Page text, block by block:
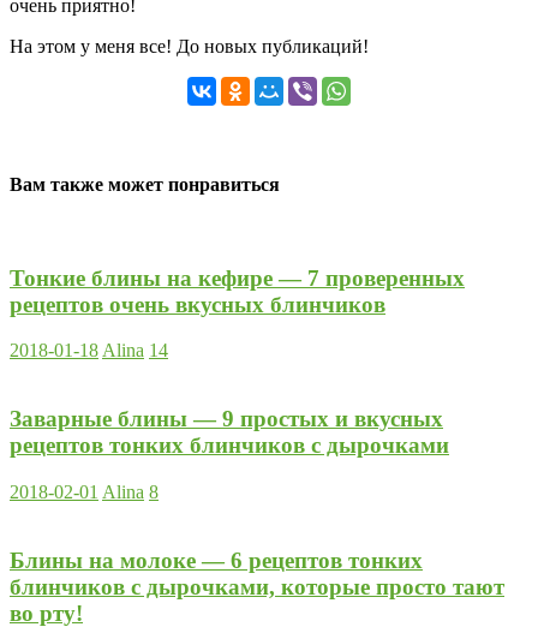
очень приятно!
На этом у меня все! До новых публикаций!
Вам также может понравиться
Тонкие блины на кефире — 7 проверенных
рецептов очень вкусных блинчиков
2018-01-18Alina 14
Заварные блины — 9 простых и вкусных
рецептов тонких блинчиков с дырочками
2018-02-01 Alina 8
Блины на молоке — 6 рецептов тонких
блинчиков с дырочками, которые просто тают
во рту!